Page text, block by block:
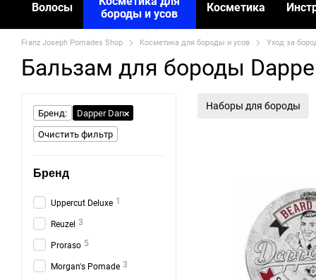
Волосы
бороды и усов
Косметика
Franz Joseph Pomades Shop Косметика для бороды и усов Уход за
Бальзам для бороды
Наборы для бороды
Бренд:
Dapper Dan
Очистить фильтр
Бренд
Uppercut Deluxe 1
Reuzel 3
Proraso 5
Morgan's Pomade 3